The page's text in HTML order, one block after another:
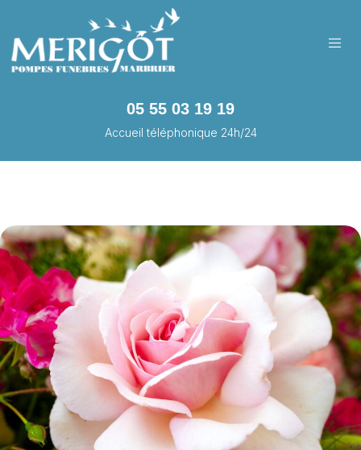
05 55 03 19 19
Accueil téléphonique 24h/24